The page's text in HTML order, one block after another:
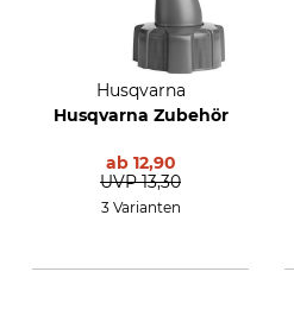
Husqvarna
Husqvarna Zubehör
ab 12,90
UVP 13,30
3 Varianten